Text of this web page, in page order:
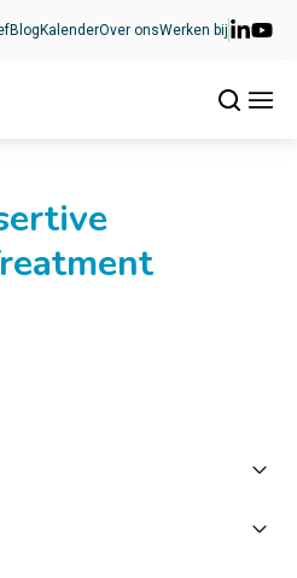
Blog KalenderOver onsWerken bij